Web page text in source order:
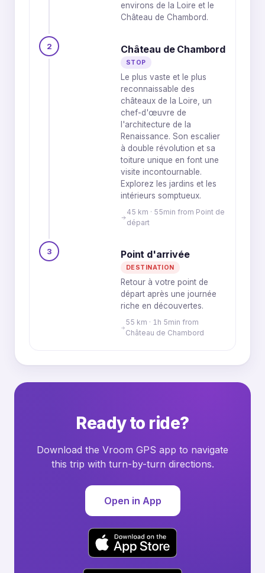
environs de la Loire et le
Château de Chambord.
2 Château de Chambord
STOP
Le plus vaste et le plus
reconnaissable des
châteaux de la Loire, un
chef-d'œuvre de
l'architecture de la
Renaissance. Son escalier
à double révolution et sa
toiture unique en font une
visite incontournable.
Explorez les jardins et les
intérieurs somptueux.
45 km · 55min from Point de
départ
3 Point d'arrivée
DESTINATION
Retour à votre point de
départ après une journée
riche en découvertes.
55 km · 1h 5min from
Château de Chambord
Ready to ride?
Download the Vroom GPS app to navigate
this trip with turn-by-turn directions.
Open in App